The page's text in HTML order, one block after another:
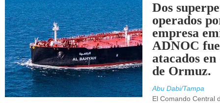
Dos
operados
empresa
ADNOC
atacados
de Ormuz.
Abu Dabi/Tampa
El Comando Central